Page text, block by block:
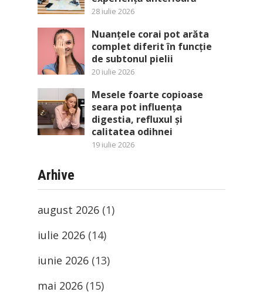
28 iulie 2026
Nuanțele corai pot arăta
complet diferit în funcție
de subtonul pielii
20 iulie 2026
Mesele foarte copioase
seara pot influența
digestia, refluxul și
calitatea odihnei
19 iulie 2026
Arhive
august 2026 (1)
iulie 2026 (14)
iunie 2026 (13)
mai 2026 (15)